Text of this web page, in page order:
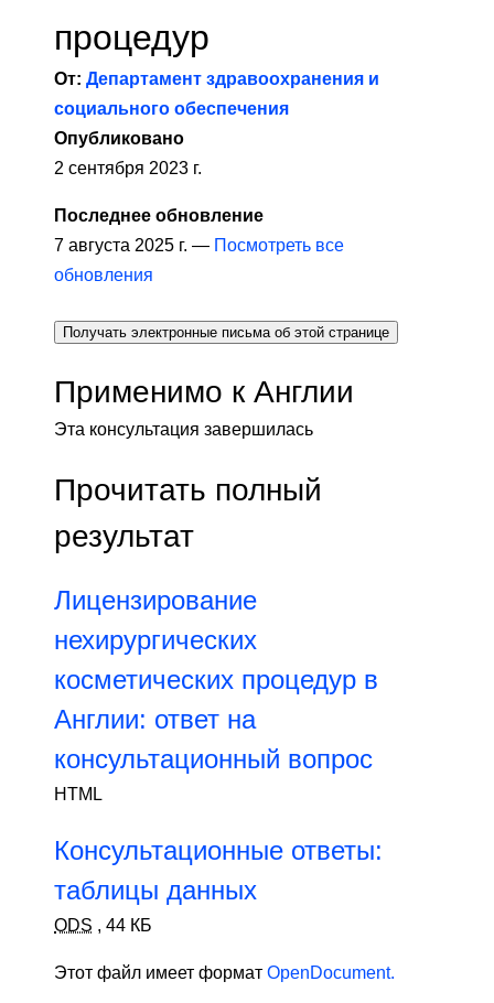
процедур
От: Департамент здравоохранения и
социального обеспечения
Опубликовано
2 сентября 2023 г.
Последнее обновление
7 августа 2025 г. — Посмотреть все
обновления
Получать электронные письма об этой странице
Применимо к Англии
Эта консультация завершилась
Прочитать полный
результат
Лицензирование
нехирургических
косметических процедур в
Англии: ответ на
консультационный вопрос
HTML
Консультационные ответы:
таблицы данных
ODS , 44 КБ
Этот файл имеет формат OpenDocument.